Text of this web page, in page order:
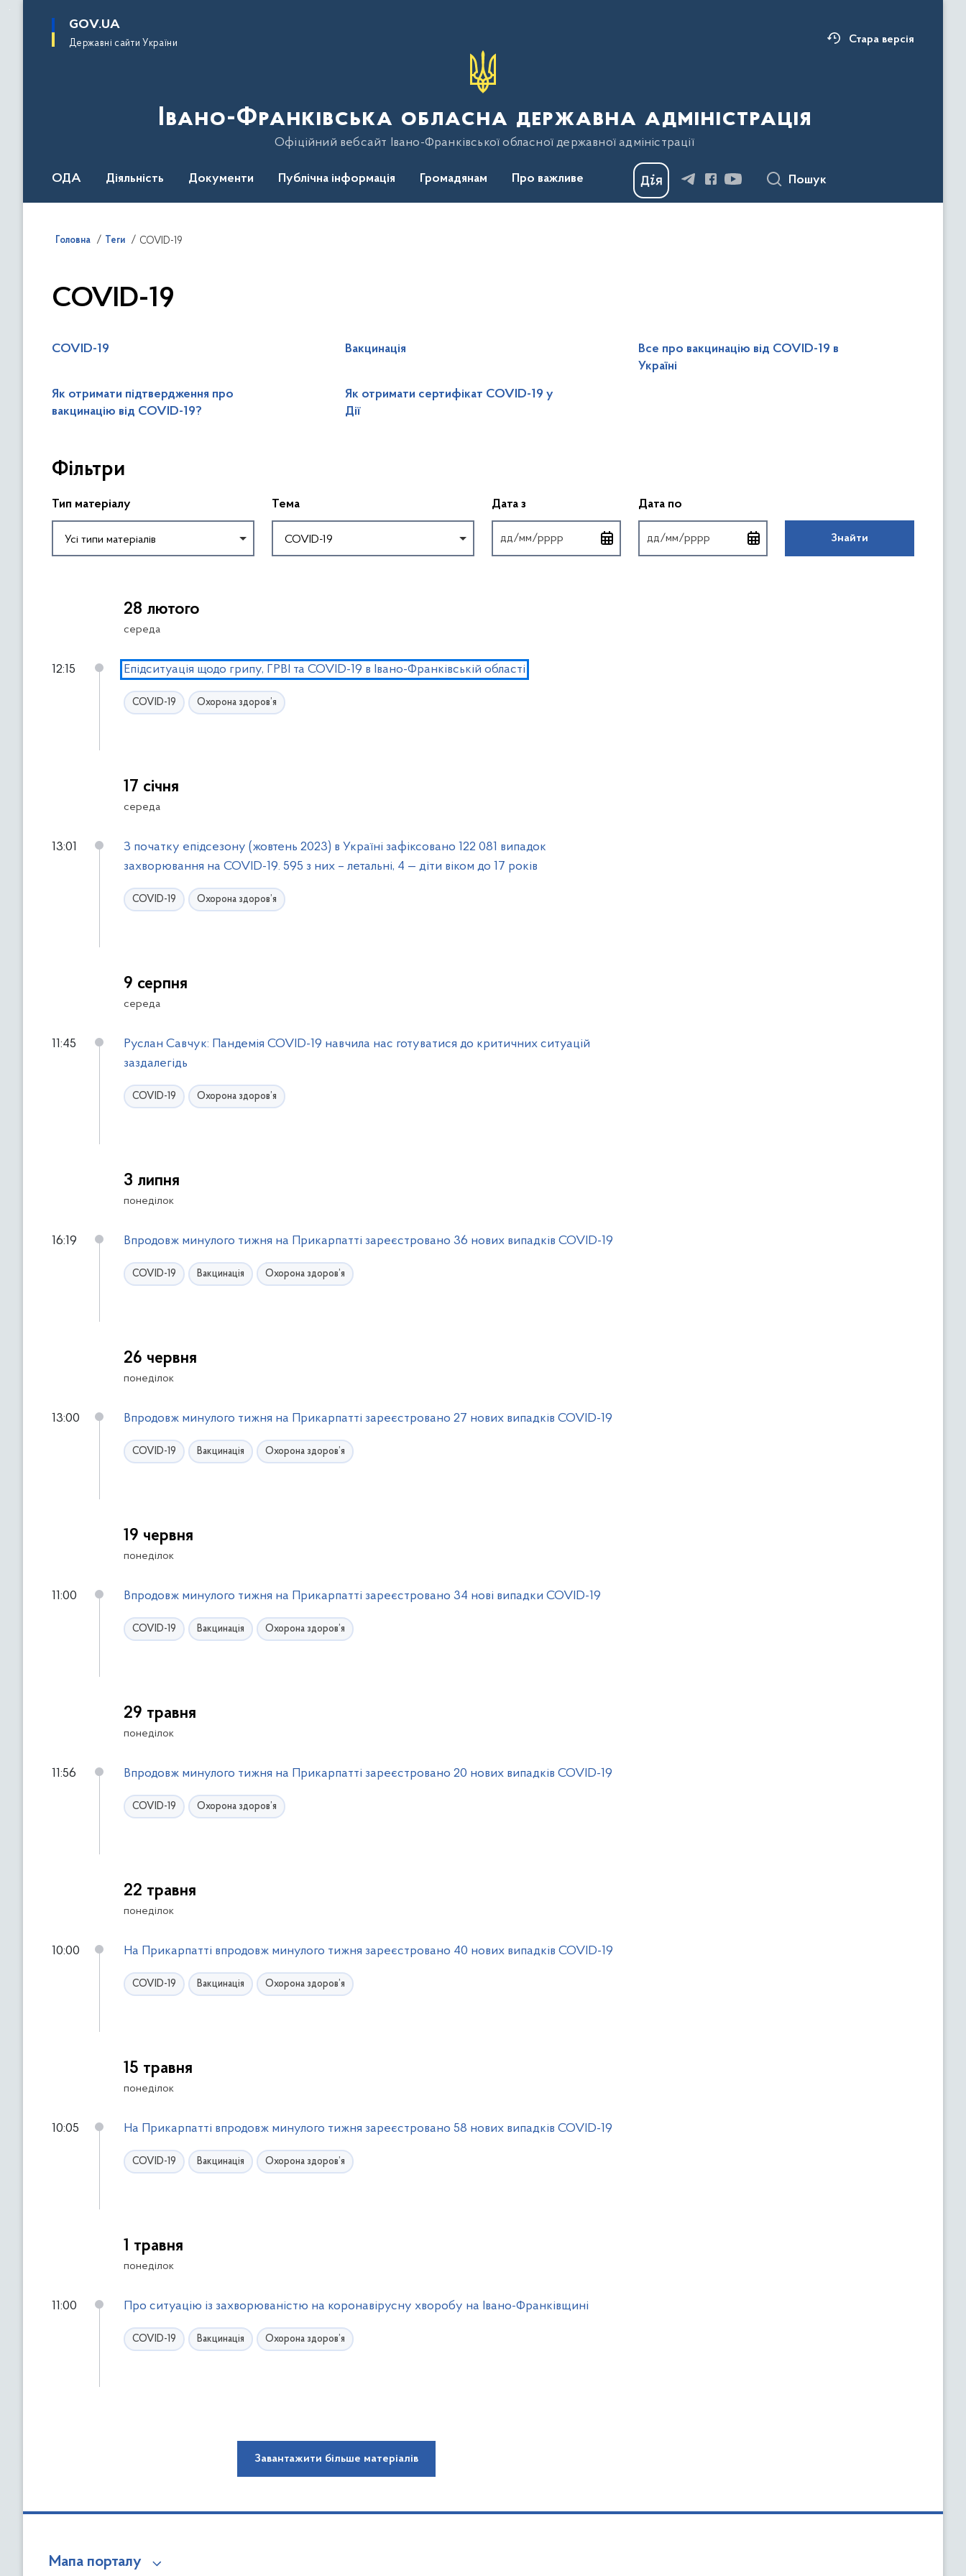
основного
GOV.UA
Державні сайти України Стара версія
Івано-Франківська обласна державна адміністрація
Офіційний вебсайт Івано-Франківської обласної державної адміністрації
ОДА Діяльність Документи Публічна інформація Громадянам Про важливе Пошук
Головна Теги COVID-19
COVID-19
COVID-19 Вакцинація
Все про вакцинацію від COVID-19 в
Україні
Як отримати підтвердження про
вакцинацію від COVID-19?
Як отримати сертифікат COVID-19 у
Дії
р
п
ь
Фільтри
Тип матеріалу
Усі типи матеріалів
Тема
COVID-19
Дата з Введіть дату у форматіДата по
Знайти
ь
28 лютого
середа
12:15 Епідситуація щодо грипу, ГРВІ та COVID-19 в Івано-Франківській області
COVID-19 Охорона здоров’я
17 січня
середа
13:01
З початку епідсезону (жовтень 2023) в Україні зафіксовано 122 081 випадок
захворювання на COVID-19. 595 з них – летальні, 4 — діти віком до 17 років
COVID-19 Охорона здоров’я
9 серпня
середа
11:45
Руслан Савчук: Пандемія COVID-19 навчила нас готуватися до критичних ситуацій
заздалегідь
COVID-19 Охорона здоров’я
3 липня
понеділок
16:19 Впродовж минулого тижня на Прикарпатті зареєстровано 36 нових випадків COVID-19
COVID-19 Вакцинація Охорона здоров’я
26 червня
понеділок
13:00 Впродовж минулого тижня на Прикарпатті зареєстровано 27 нових випадків COVID-19
COVID-19 Вакцинація Охорона здоров’я
19 червня
понеділок
11:00 Впродовж минулого тижня на Прикарпатті зареєстровано 34 нові випадки COVID-19
COVID-19 Вакцинація Охорона здоров’я
29 травня
понеділок
11:56 Впродовж минулого тижня на Прикарпатті зареєстровано 20 нових випадків COVID-19
COVID-19 Охорона здоров’я
22 травня
понеділок
10:00 На Прикарпатті впродовж минулого тижня зареєстровано 40 нових випадків COVID-19
COVID-19 Вакцинація Охорона здоров’я
15 травня
понеділок
10:05 На Прикарпатті впродовж минулого тижня зареєстровано 58 нових випадків COVID-19
COVID-19 Вакцинація Охорона здоров’я
1 травня
понеділок
11:00 Про ситуацію із захворюваністю на коронавірусну хворобу на Івано-Франківщині
COVID-19 Вакцинація Охорона здоров’я
Завантажити більше матеріалів
Мапа порталу